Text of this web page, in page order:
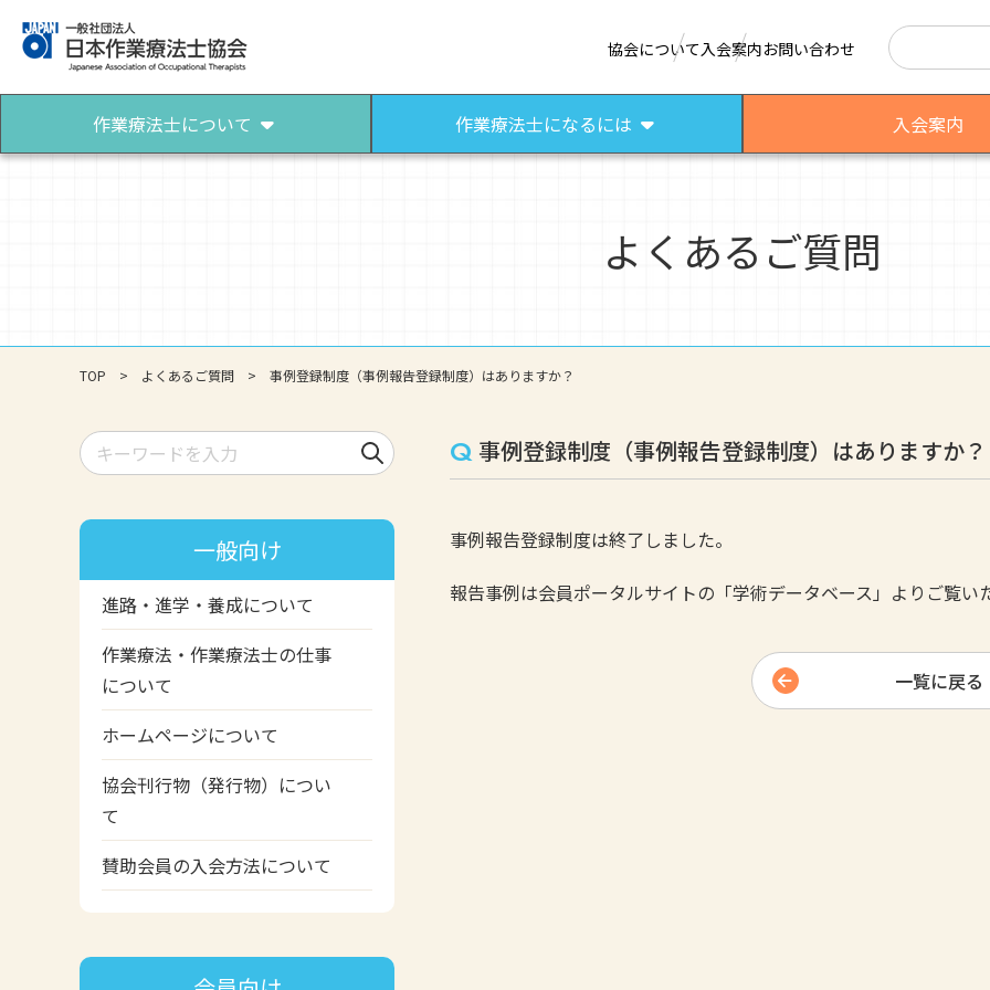
協会について 入会案内お問い合わせ 検索
作業療法士について
パンフレット（作業療法） さまざまな作業療法場面
作業療法士になるには 入会案内
よくあるご質問
TOP よくあるご質問 事例登録制度（事例報告登録制度）はありますか？
事例登録制度（事例報告登録制度）はありますか？
事例報告登録制度は終了しました。
報告事例は会員ポータルサイトの「学術データベース」よりご覧い
一覧に戻る
検索
一般向け
進路・進学・養成について
作業療法・作業療法士の仕事
について
ホームページについて
協会刊行物（発行物）につい
て
賛助会員の入会方法について